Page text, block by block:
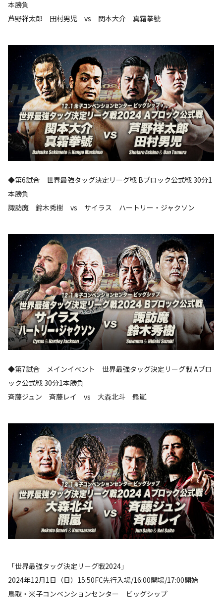
本勝負
芦野祥太郎 田村男児 vs 関本大介 真霜拳號
◆第6試合 世界最強タッグ決定リーグ戦 Bブロック公式戦 30分1
本勝負
諏訪魔 鈴木秀樹 vs サイラス ハートリー・ジャクソン
◆第7試合 メインイベント 世界最強タッグ決定リーグ戦 Aブロ
ック公式戦 30分1本勝負
斉藤ジュン 斉藤レイ vs 大森北斗 羆嵐
「世界最強タッグ決定リーグ戦2024」
2024年12月1日（日）15:50FC先行入場/16:00開場/17:00開始
鳥取・米子コンベンションセンター ビッグシップ